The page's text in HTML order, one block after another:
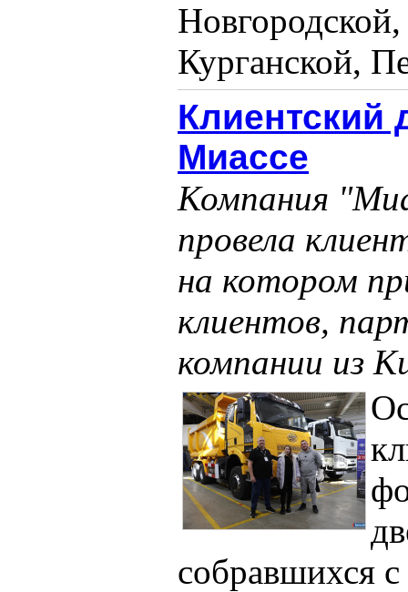
Курганской,
Клиентский
Миассе
Компания
провела
на котором
клиентов,
компании из
собравшихся